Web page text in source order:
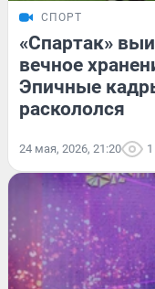
СПОРТ
«Спартак»
вечное
Эпичные
раскололся
24 мая, 2026, 21:20